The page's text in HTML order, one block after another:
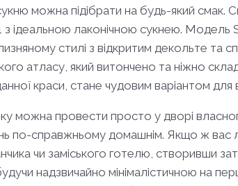
можна підібрати на будь-який смак.
ідеальною лаконічною сукнею. Модель
стилі з відкритим декольте та
атласу, який витончено та ніжно
краси, стане чудовим варіантом для
можна провести просто у дворі
по-справжньому домашнім. Якщо ж вас
чи заміського готелю, створивши
надзвичайно мінімалістичною на